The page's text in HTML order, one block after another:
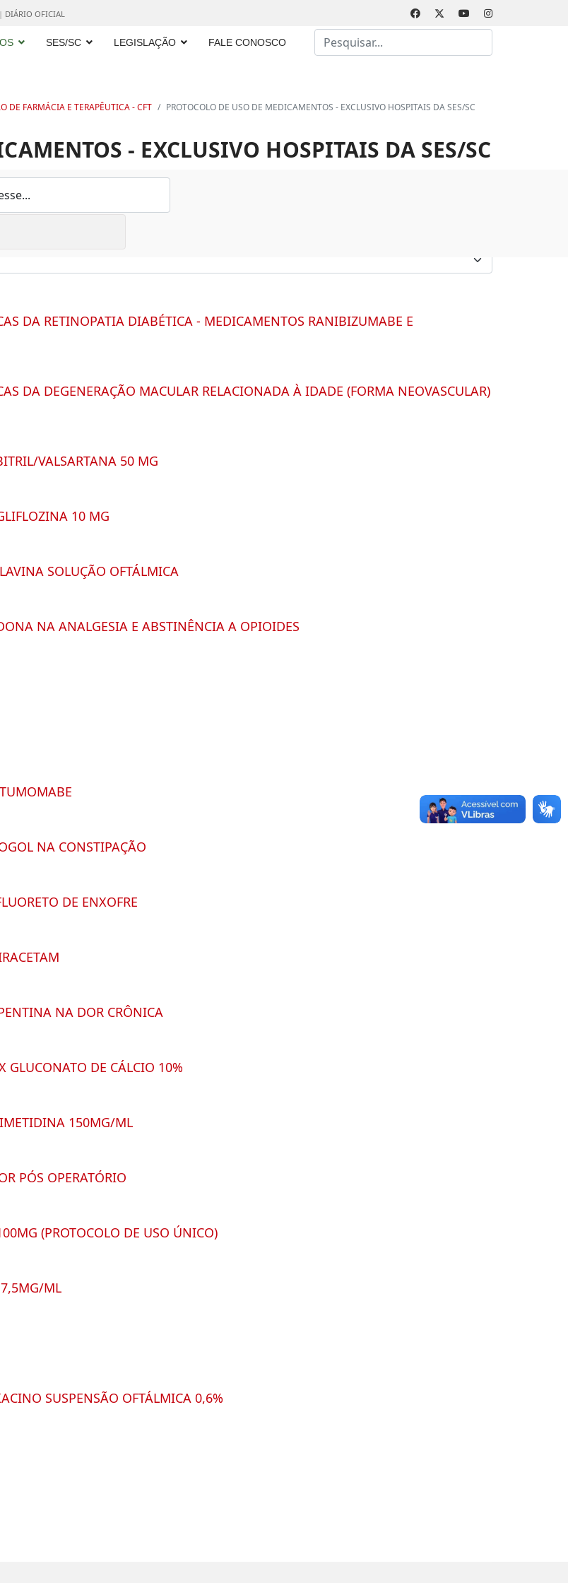
| DIÁRIO OFICIAL
SES/SC LEGISLAÇÃO FALE CONOSCO
Busca
DE FARMÁCIA E TERAPÊUTICA - CFT PROTOCOLO DE USO DE MEDICAMENTOS - EXCLUSIVO HOSPITAIS DA SES/SC
- EXCLUSIVO HOSPITAIS DA SES/SC
DA RETINOPATIA DIABÉTICA - MEDICAMENTOS RANIBIZUMABE E
DA DEGENERAÇÃO MACULAR RELACIONADA À IDADE (FORMA NEOVASCULAR)
VALSARTANA 50 MG
10 MG
SOLUÇÃO OFTÁLMICA
NA ANALGESIA E ABSTINÊNCIA A OPIOIDES
NA CONSTIPAÇÃO
DE ENXOFRE
NA DOR CRÔNICA
GLUCONATO DE CÁLCIO 10%
150MG/ML
PÓS OPERATÓRIO
(PROTOCOLO DE USO ÚNICO)
7,5MG/ML
SUSPENSÃO OFTÁLMICA 0,6%